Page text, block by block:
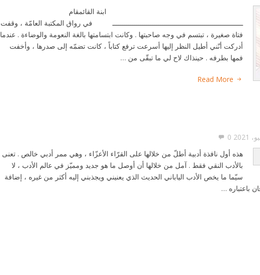
ابنة القائمقام
ـــــــــــــــــــــــــــــــــــــــــــــــــــــــــــــــــ في رواق المكتبة العامّة ، وقفت
فتاة صغيرة ، تبتسم في وجه صاحبتها . وكانت ابتسامتها بالغة النعومة والوضاءة . عندما
أدركت أنّني أطيل النظر إليها أسرعت ترفع كتاباً ، كانت تضمّه إلى صدرها ، وأخفت
فمها بطرفه . حينذاك لاح لي ما تبقّى من …
Read More
0
هذه أول نافذة أدبية أطلّ من خلالها على القرّاء الأعزّاء ، وهي ممر أدبي خالص . تعنى
بالأدب النقي فقط . آمل من خلالها أن أوصل ما هو جديد ومميّز في عالم الأدب ، لا
سيّما ما يخص الأدب الياباني الحديث الذي يعنيني ويجذبني إليه أكثر من غيره ، إضافة
باعتباره …